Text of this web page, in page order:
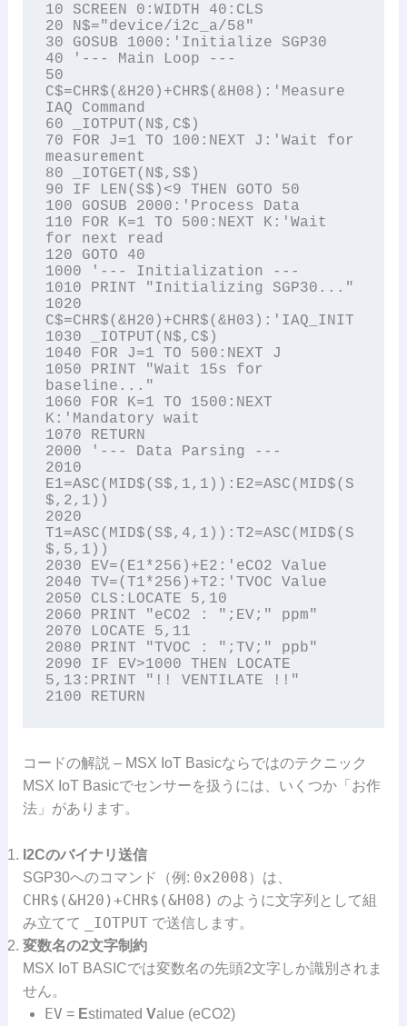
10 SCREEN 0:WIDTH 40:CLS
20 N$="device/i2c_a/58"
30 GOSUB 1000:'Initialize SGP30
40 '--- Main Loop ---
50
C$=CHR$(&H20)+CHR$(&H08):'Measure
IAQ Command
60 _IOTPUT(N$,C$)
70 FOR J=1 TO 100:NEXT J:'Wait for
measurement
80 _IOTGET(N$,S$)
90 IF LEN(S$)<9 THEN GOTO 50
100 GOSUB 2000:'Process Data
110 FOR K=1 TO 500:NEXT K:'Wait
for next read
120 GOTO 40
1000 '--- Initialization ---
1010 PRINT "Initializing SGP30..."
1020
C$=CHR$(&H20)+CHR$(&H03):'IAQ_INIT
1030 _IOTPUT(N$,C$)
1040 FOR J=1 TO 500:NEXT J
1050 PRINT "Wait 15s for
baseline..."
1060 FOR K=1 TO 1500:NEXT
K:'Mandatory wait
1070 RETURN
2000 '--- Data Parsing ---
2010
E1=ASC(MID$(S$,1,1)):E2=ASC(MID$(S
$,2,1))
2020
T1=ASC(MID$(S$,4,1)):T2=ASC(MID$(S
$,5,1))
2030 EV=(E1*256)+E2:'eCO2 Value
2040 TV=(T1*256)+T2:'TVOC Value
2050 CLS:LOCATE 5,10
2060 PRINT "eCO2 : ";EV;" ppm"
2070 LOCATE 5,11
2080 PRINT "TVOC : ";TV;" ppb"
2090 IF EV>1000 THEN LOCATE
5,13:PRINT "!! VENTILATE !!"
2100 RETURN
コードの解説 – MSX IoT Basicならではのテクニック
MSX IoT Basicでセンサーを扱うには、いくつか「お作
法」があります。
I2Cのバイナリ送信
SGP30へのコマンド（例: 0x2008）は、
CHR$(&H20)+CHR$(&H08) のように文字列として組
み立てて
_IOTPUTで送信します。
変数名の2文字制約
MSX IoT BASICでは変数名の先頭2文字しか識別されま
せん。
EV = Estimated Value (eCO2)